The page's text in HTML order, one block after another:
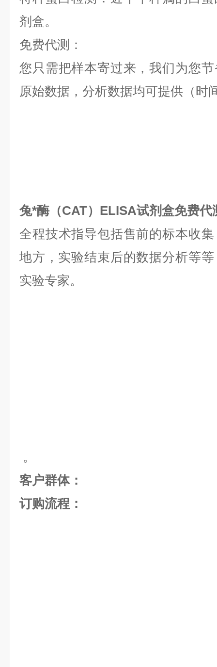
剂盒。
免费代测：
您只需把样本寄过来，我们为您
原始数据，分析数据均可提供（时
兔*酶（CAT）ELISA试剂盒免费代
全程技术指导包括售前的标本收
地方，实验结束后的数据分析等
实验专家。
。
客户群体：
订购流程：